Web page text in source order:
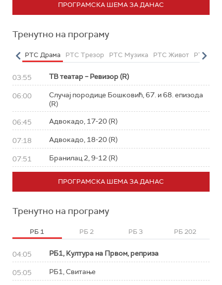
ПРОГРАМСКА ШЕМА ЗА ДАНАС
Тренутно на програму
РТС Драма РТС Трезор РТС Музика РТС Живот РТС
03:55 ТВ театар – Ревизор (R)
06:00
Случај породице Бошковић, 67. и 68. епизода
(R)
06:45 Адвокадо, 17-20 (R)
07:18 Адвокадо, 18-20 (R)
07:51 Бранилац 2, 9-12 (R)
ПРОГРАМСКА ШЕМА ЗА ДАНАС
Тренутно на програму
РБ 1 РБ 2 РБ 3 РБ 202
04:05 РБ1, Култура на Првом, реприза
05:05 РБ1, Свитање